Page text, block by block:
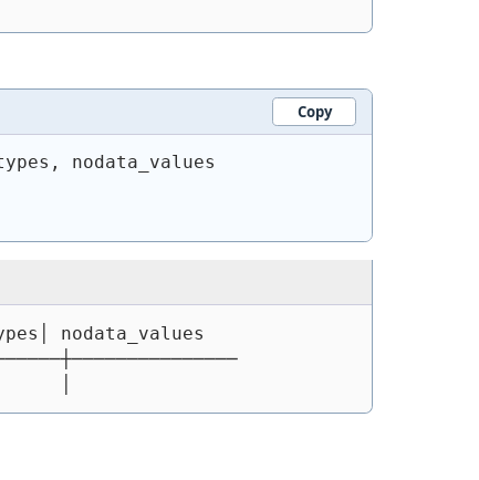
Copy
nodata_values
nodata_values
│